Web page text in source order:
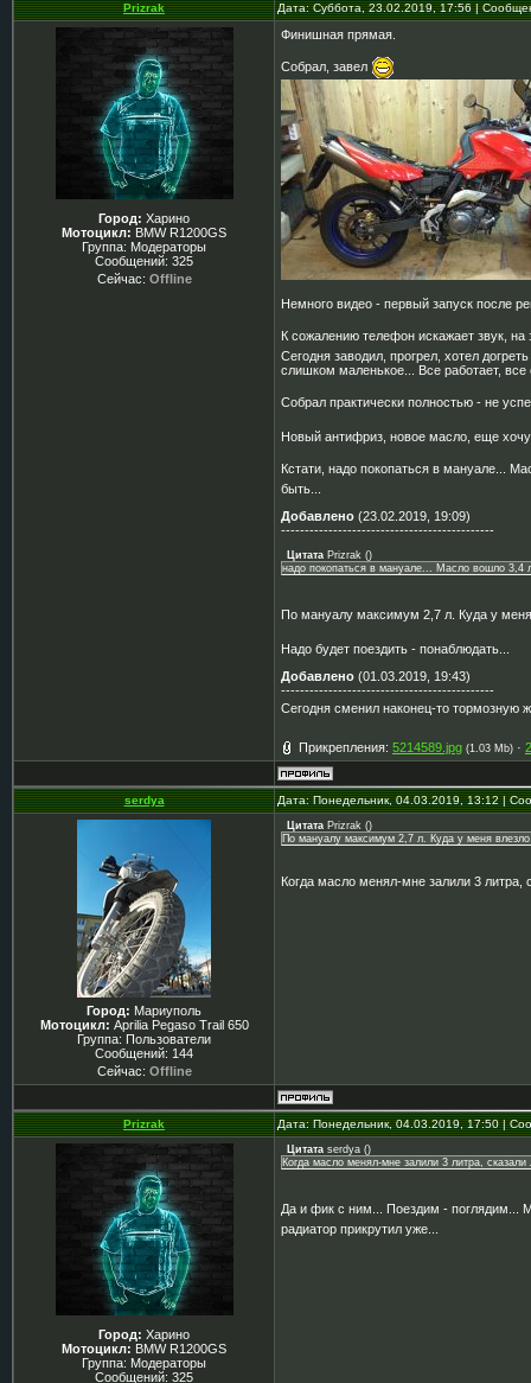
Prizrak Дата: Суббота, 23.02.2019, 17:56 |
Город: Харино
Мотоцикл: BMW R1200GS
Группа: Модераторы
Сообщений: 325
Сейчас: Offline
Финишная прямая.
Собрал, завел
Немного видео - первый запуск после
К сожалению телефон искажает звук,
Сегодня заводил, прогрел, хотел
слишком маленькое... Все работает, все
Собрал практически полностью - не
Новый антифриз, новое масло, еще
Кстати, надо покопаться в мануале...
быть...
Добавлено (23.02.2019, 19:09)
---------------------------------------------
Цитата Prizrak ()
надо покопаться в мануале... Масло вошло
По мануалу максимум 2,7 л. Куда у
Надо будет поездить - понаблюдать...
Добавлено (01.03.2019, 19:43)
---------------------------------------------
Сегодня сменил наконец-то тормозную
Прикрепления: 5214589.jpg (1.03 Mb) ·
serdya Дата: Понедельник, 04.03.2019, 13:12 |
Город: Мариуполь
Мотоцикл: Aprilia Pegaso Trail 650
Группа: Пользователи
Сообщений: 144
Сейчас: Offline
Цитата Prizrak ()
По мануалу максимум 2,7 л. Куда у меня
Когда масло менял-мне залили 3 литра,
Prizrak Дата: Понедельник, 04.03.2019, 17:50 |
Город: Харино
Мотоцикл: BMW R1200GS
Группа: Модераторы
Сообщений: 325
Цитата serdya ()
Когда масло менял-мне залили 3 литра,
Да и фик с ним... Поездим - поглядим...
радиатор прикрутил уже...